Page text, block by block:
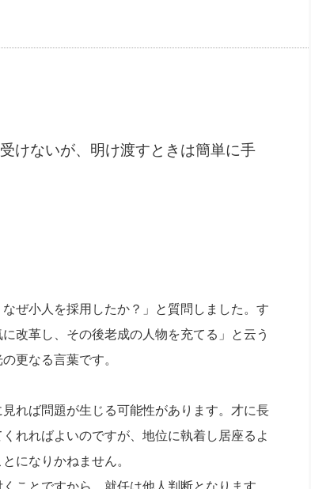
哲学(100)
る 人と組織を動かす(200)
銀行交渉はこうしなさい！(12)
米
高橋
けないが、明け渡すときは簡単に手
ぜ小人を採用したか？」と質問しました。す
改革し、その後老成の人物を充てる」と云う
更なる言葉です。
れば問題が生じる可能性があります。才に長
れればよいのですが、地位に執着し居座るよ
になりかねません。
ことですから、就任は他人判断となります。